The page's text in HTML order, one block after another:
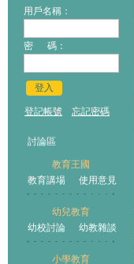
用戶名稱：
密 碼：
登入
登記帳號 忘記密碼
討論區
教育王國
教育講場
使用意見
幼兒教育
幼校討論
幼教雜談
小學教育